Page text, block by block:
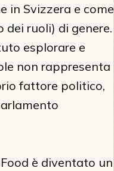
in Svizzera e come
ruoli) di genere.
esplorare e
non rappresenta
fattore politico,
è diventato un